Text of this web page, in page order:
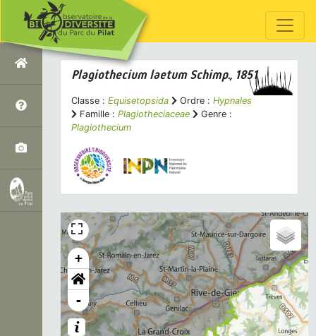
Plagiothecium laetumSchimp., 1851
Classe : Equisetopsida Ordre : Hypnales
Famille : Plagiotheciaceae
Genre :
Plagiothecium
+
-